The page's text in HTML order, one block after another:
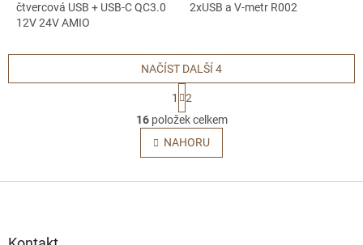
čtvercová USB + USB-C QC3.0
12V 24V AMIO
2xUSB a V-metr R002
O
v
l
á
NAČÍST DALŠÍ 4
t
r
á
n
k
v
1
2
16položek celkem
NAHORU